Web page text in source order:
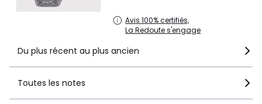
Avis 100% certifiés,
La Redoute s'engage
Du plus récent au plus ancien
Toutes les notes